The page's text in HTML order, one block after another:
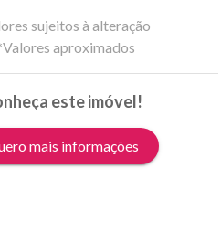
sujeitos à alteração
aproximados
este imóvel!
mais informações